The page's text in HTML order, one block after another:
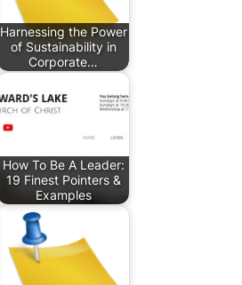
Harnessing the Power
of Sustainability in
Corporate…
How To Be A Leader:
19 Finest Pointers &
Examples